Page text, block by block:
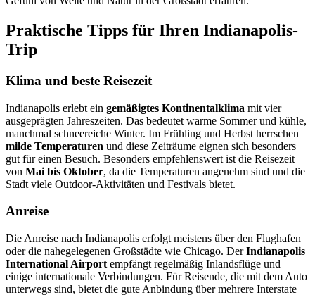
Praktische Tipps für Ihren Indianapolis-
Trip
Klima und beste Reisezeit
Indianapolis erlebt ein gemäßigtes Kontinentalklima mit vier
ausgeprägten Jahreszeiten. Das bedeutet warme Sommer und kühle,
manchmal schneereiche Winter. Im Frühling und Herbst herrschen
milde Temperaturen und diese Zeiträume eignen sich besonders
gut für einen Besuch. Besonders empfehlenswert ist die Reisezeit
von Mai bis Oktober, da die Temperaturen angenehm sind und die
Stadt viele Outdoor-Aktivitäten und Festivals bietet.
Anreise
Die Anreise nach Indianapolis erfolgt meistens über den Flughafen
oder die nahegelegenen Großstädte wie Chicago. DerIndianapolis
International Airport empfängt regelmäßig Inlandsflüge und
einige internationale Verbindungen. Für Reisende, die mit dem Auto
unterwegs sind, bietet die gute Anbindung über mehrere Interstate